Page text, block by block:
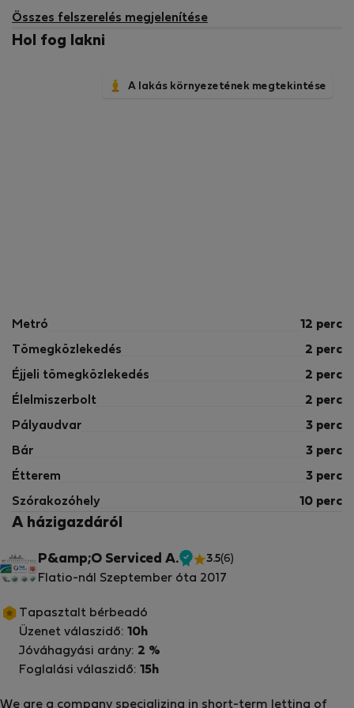
elérhető
Összes felszerelés megjelenítése
Hol fog lakni
A lakás környezetének megtekintése
Metró 12 perc
Tömegközlekedés 2 perc
Éjjeli tömegközlekedés 2 perc
Élelmiszerbolt 2 perc
Pályaudvar 3 perc
Bár 3 perc
Étterem 3 perc
Szórakozóhely 10 perc
A házigazdáról
P&amp;O Serviced A.
Ellenőrzött
3.5(6)
Flatio-nál Szeptember óta 2017
We are a company specializing in short-term letting of
Tapasztalt bérbeadó
Üzenet válaszidő: 10h
Jóváhagyási arány: 2 %
Foglalási válaszidő: 15h